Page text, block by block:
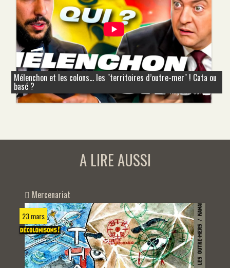
Mélenchon et les colons... les "territoires d’outre-mer" ! Cata ou
basé ?
A LIRE AUSSI
Mercenariat
23 mars